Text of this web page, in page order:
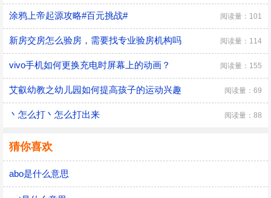
涂鸦上帝起源攻略#百元挑战# 阅读量：101
新房交房怎么验房，需要找专业验房机构吗 阅读量：114
vivo手机如何更换充电时屏幕上的动画？ 阅读量：155
艾叡幼教之幼儿园如何提高孩子的运动兴趣 阅读量：69
丶怎么打丶怎么打出来 阅读量：88
猜你喜欢
abo是什么意思